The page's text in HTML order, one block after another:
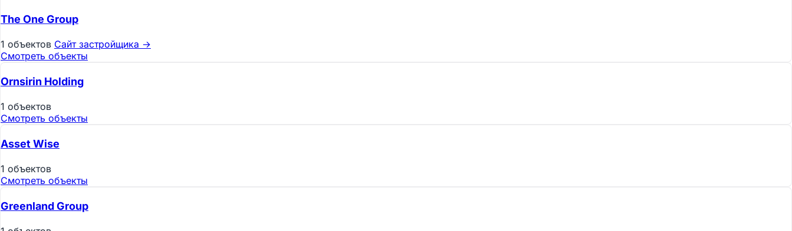
The One Group
1 объектов Сайт застройщика →
Смотреть объекты
Ornsirin Holding
1 объектов
Смотреть объекты
Asset Wise
1 объектов
Смотреть объекты
Greenland Group